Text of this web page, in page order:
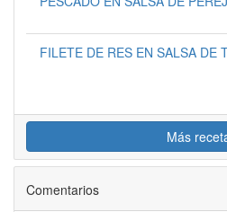
FILETE DE RES EN SALSA DE
Más
Comentarios